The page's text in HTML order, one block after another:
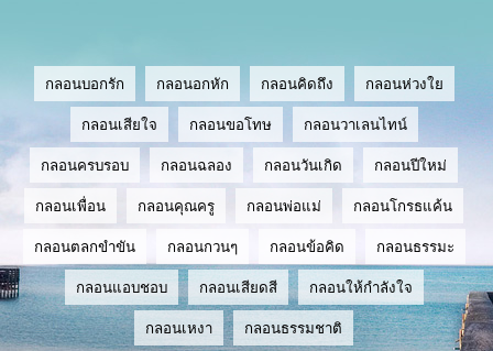
กลอนบอกรัก กลอนอกหัก กลอนคิดถึง กลอนห่วงใย
กลอนเสียใจ กลอนขอโทษ กลอนวาเลนไทน์
กลอนครบรอบ กลอนฉลอง กลอนวันเกิด กลอนปีใหม่
กลอนเพื่อน กลอนคุณครู กลอนพ่อแม่ กลอนโกรธแค้น
กลอนตลกขำขัน กลอนกวนๆ กลอนข้อคิด กลอนธรรมะ
กลอนแอบชอบ กลอนเสียดสี กลอนให้กำลังใจ
กลอนเหงา กลอนธรรมชาติ